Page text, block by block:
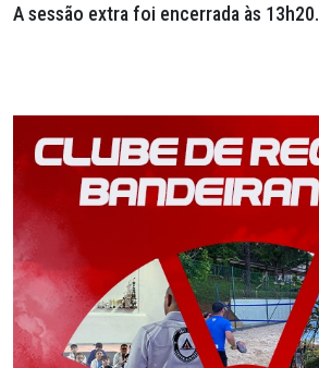
A sessão extra foi encerrada às 13h20.